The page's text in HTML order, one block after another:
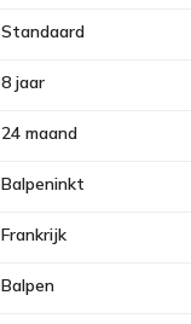
Standaard
8 jaar
24 maand
Balpeninkt
Frankrijk
Balpen